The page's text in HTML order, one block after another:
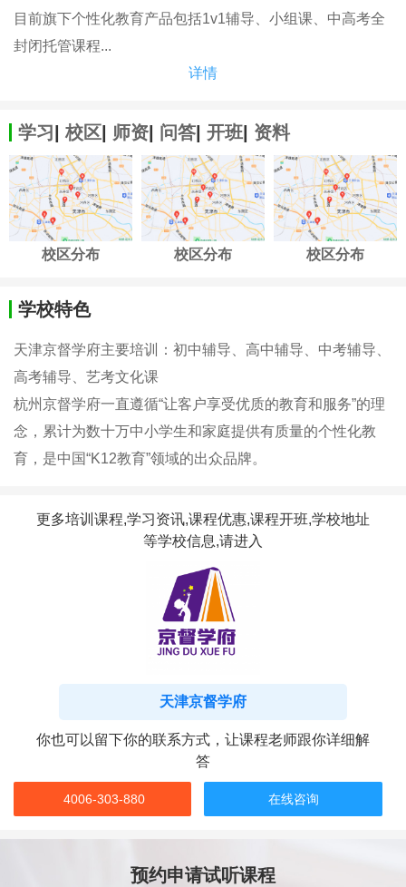
目前旗下个性化教育产品包括1v1辅导、小组课、中高考全
封闭托管课程...
详情
学习| 校区| 师资| 问答| 开班| 资料
校区分布 校区分布 校区分布
学校特色
天津京督学府主要培训：初中辅导、高中辅导、中考辅导、
高考辅导、艺考文化课
杭州京督学府一直遵循“让客户享受优质的教育和服务”的理
念，累计为数十万中小学生和家庭提供有质量的个性化教
育，是中国“K12教育”领域的出众品牌。
更多培训课程,学习资讯,课程优惠,课程开班,学校地址
等学校信息,请进入
天津京督学府
你也可以留下你的联系方式，让课程老师跟你详细解
答
4006-303-880 在线咨询
预约申请试听课程